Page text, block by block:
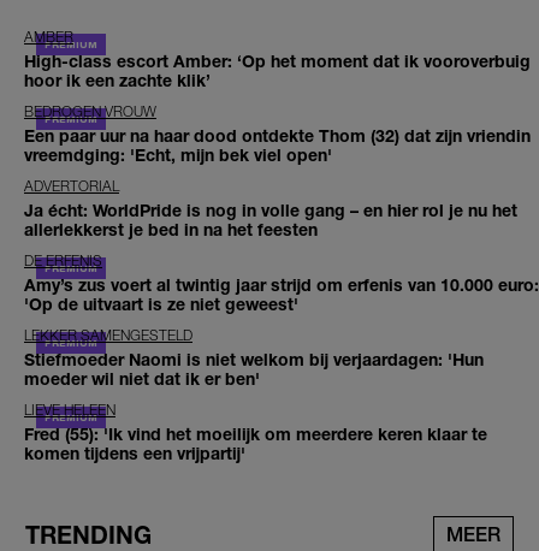
AMBER
High-class escort Amber: ‘Op het moment dat ik vooroverbuig
hoor ik een zachte klik’
BEDROGEN VROUW
Een paar uur na haar dood ontdekte Thom (32) dat zijn vriendin
vreemdging: 'Echt, mijn bek viel open'
ADVERTORIAL
Ja écht: WorldPride is nog in volle gang – en hier rol je nu het
allerlekkerst je bed in na het feesten
DE ERFENIS
Amy’s zus voert al twintig jaar strijd om erfenis van 10.000 euro:
'Op de uitvaart is ze niet geweest'
LEKKER SAMENGESTELD
Stiefmoeder Naomi is niet welkom bij verjaardagen: 'Hun
moeder wil niet dat ik er ben'
LIEVE HELEEN
Fred (55): 'Ik vind het moeilijk om meerdere keren klaar te
komen tijdens een vrijpartij'
TRENDING MEER